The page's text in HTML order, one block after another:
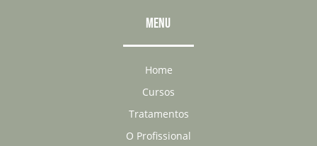
MENU
Home
Cursos
Tratamentos
O Profissional